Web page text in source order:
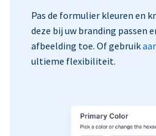
Pas de formulier kleuren en
deze bij uw branding passen
afbeelding toe. Of gebruik
ultieme flexibiliteit.